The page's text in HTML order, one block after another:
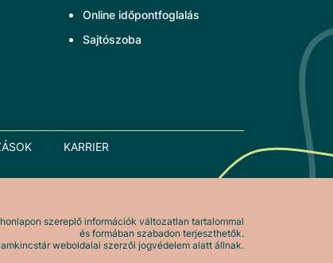
Online időpontfoglalás
Sajtószoba
KARRIER
szereplő információk változatlan tartalommal
és formában szabadon terjeszthetők.
weboldalai szerzői jogvédelem alatt állnak.